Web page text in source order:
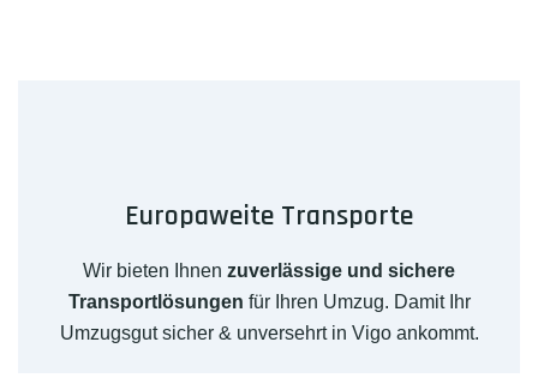
Europaweite Transporte
Wir bieten Ihnen zuverlässige und sichere
Transportlösungen für Ihren Umzug. Damit Ihr
Umzugsgut sicher & unversehrt in Vigo ankommt.